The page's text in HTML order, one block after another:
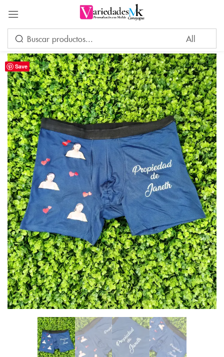
Save
Acceder
Por favor, introduce una respuesta en dígitos:
3 × 2 =
Recuérdame ¿Ha perdido su contraseña?
INICIAR SESIÓN
CREAR UNA CUENTA